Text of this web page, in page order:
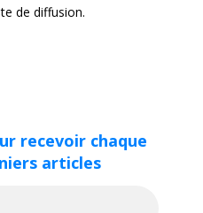
de diffusion.
recevoir chaque
articles